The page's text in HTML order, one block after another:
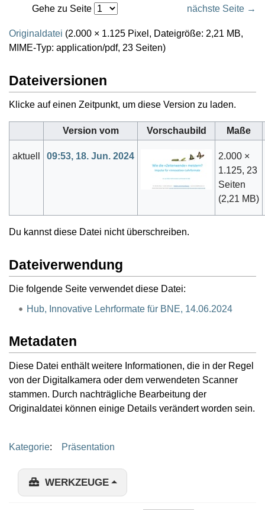
Gehe zu Seite nächste Seite →
Originaldatei (2.000 × 1.125 Pixel, Dateigröße: 2,21 MB,
MIME-Typ: application/pdf, 23 Seiten)
Dateiversionen
Klicke auf einen Zeitpunkt, um diese Version zu laden.
Version vom Vorschaubild Maße
aktuell 09:53, 18. Jun. 2024
2.000 ×
1.125, 23
Seiten
(2,21 MB)
Du kannst diese Datei nicht überschreiben.
Dateiverwendung
Die folgende Seite verwendet diese Datei:
Hub, Innovative Lehrformate für BNE, 14.06.2024
Metadaten
Diese Datei enthält weitere Informationen, die in der Regel
von der Digitalkamera oder dem verwendeten Scanner
stammen. Durch nachträgliche Bearbeitung der
Originaldatei können einige Details verändert worden sein.
Kategorie: Präsentation
WERKZEUGE